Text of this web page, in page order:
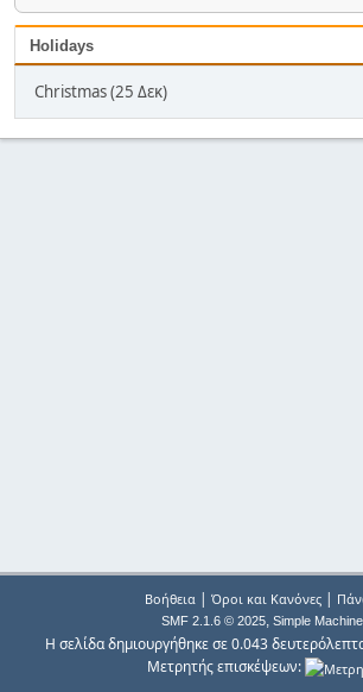
Holidays
Christmas (25 Δεκ)
Βοήθεια| Όροι και Κανόνες|
SMF 2.1.6 © 2025, Simple
Η σελίδα δημιουργήθηκε σε 0.043
Μετρητής επισκέψεων: